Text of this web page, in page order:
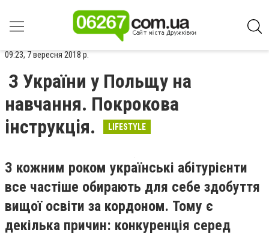
09:23, 7 вересня 2018 р.
З України у Польщу на
навчання. Покрокова
інструкція.
LIFESTYLE
З кожним роком українські абітурієнти
все частіше обирають для себе здобуття
вищої освіти за кордоном. Тому є
декілька причин: конкуренція серед